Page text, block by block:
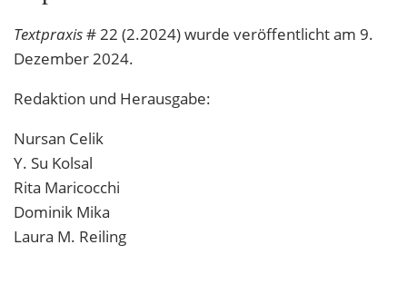
Textpraxis# 22 (2.2024) wurde veröffentlicht am 9.
Dezember 2024.
Redaktion und Herausgabe:
Nursan Celik
Y. Su Kolsal
Rita Maricocchi
Dominik Mika
Laura M. Reiling